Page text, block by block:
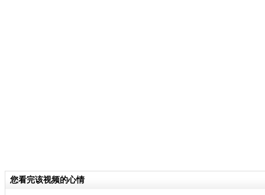
您看完该视频的心情